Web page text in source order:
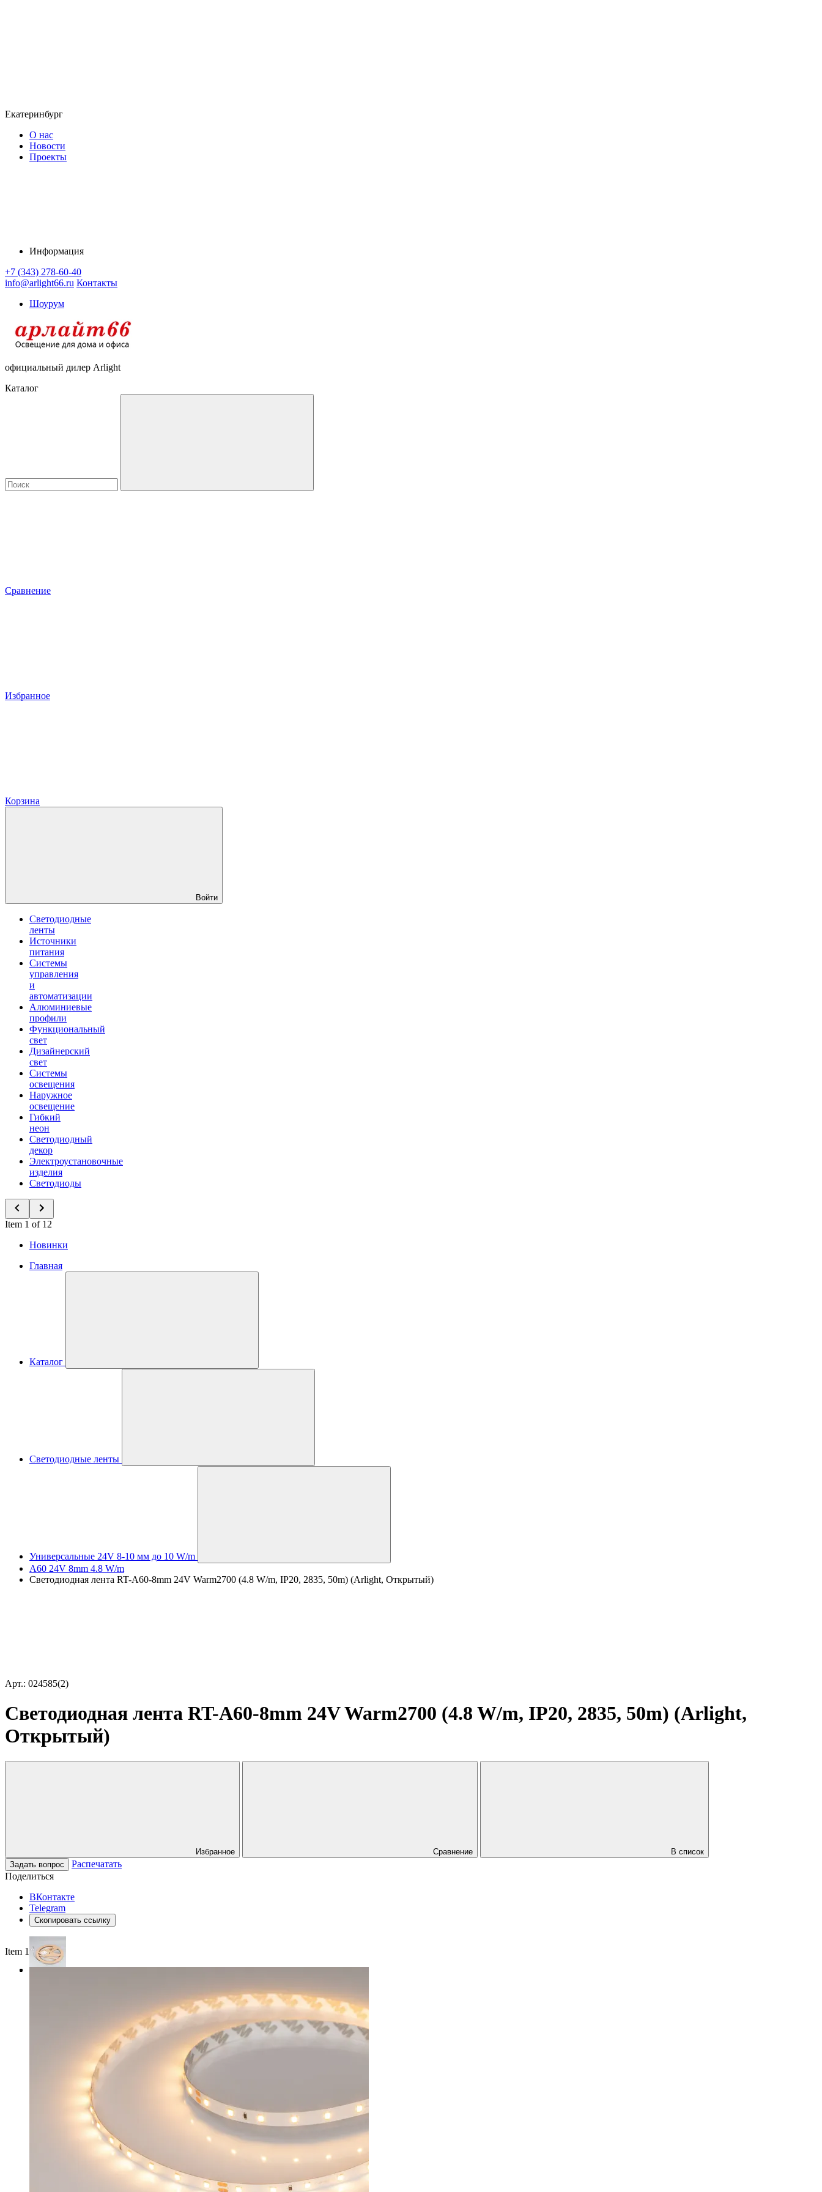
Екатеринбург
О нас
Новости
Проекты
Информация
+7 (343) 278-60-40
info@arlight66.ru Контакты
Шоурум
официальный дилер Arlight
Каталог
Сравнение
Избранное
Корзина
Войти
Светодиодные
ленты
Источники
питания
Системы
управления
и
автоматизации
Алюминиевые
профили
Функциональный
свет
Дизайнерский
свет
Системы
освещения
Наружное
освещение
Гибкий
неон
Светодиодный
декор
Электроустановочные
изделия
Светодиоды
Item 1 of 12
Новинки
Главная
Каталог
Светодиодные ленты
Универсальные 24V 8-10 мм до 10 W/m
A60 24V 8mm 4.8 W/m
Светодиодная лента RT-A60-8mm 24V Warm2700 (4.8 W/m, IP20, 2835, 50m) (Arlight, Открытый)
Арт.: 024585(2)
Светодиодная лента RT-A60-8mm 24V Warm2700 (4.8 W/m, IP20, 2835, 50m) (Arlight,
Открытый)
Избранное Сравнение
В список
Задать вопрос
Распечатать
Поделиться
ВКонтакте
Telegram
Скопировать ссылку
Item 1 of 3